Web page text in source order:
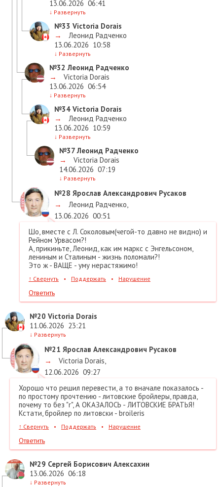
13.06.2026 06:41
↓ Развернуть
№33 Victoria Dorais
→
Леонид Радченко
13.06.2026 10:58
↓ Развернуть
№32 Леонид Радченко
→
Victoria Dorais
13.06.2026 06:54
↓ Развернуть
№34 Victoria Dorais
→
Леонид Радченко
13.06.2026 10:59
↓ Развернуть
№37Леонид Радченко
→
Victoria Dorais
14.06.2026 07:19
↓ Развернуть
№28 Ярослав Александрович Русаков
→
Леонид Радченко,
13.06.2026 00:51
Шо, вместе с Л. Соколовым(чегой-то давно не видно) и
Рейном Урвасом?!
А, прикиньте, Леонид, как им маркс с Энгельсоном,
лениным и Сталиным - жизнь поломали?!
Это ж - ВАЩЕ - уму нерастяжимо!
↑ Свернуть • Поддержать • Нарушение
Ответить
№20 Victoria Dorais
11.06.2026 23:21
↓ Развернуть
№21 Ярослав Александрович Русаков
→
Victoria Dorais,
12.06.2026 09:27
Хорошо что решил перевести, а то вначале показалось -
по простому прочтению - литовские бройлеры, правда,
почему то без "r", А ОКАЗАЛОСЬ - ЛИТОВСКИЕ БРАТЬЯ!
Кстати, бройлер по литовски - broileris
↑ Свернуть • Поддержать • Нарушение
Ответить
№29 Сергей Борисович Алексахин
13.06.2026 06:18
↓ Развернуть